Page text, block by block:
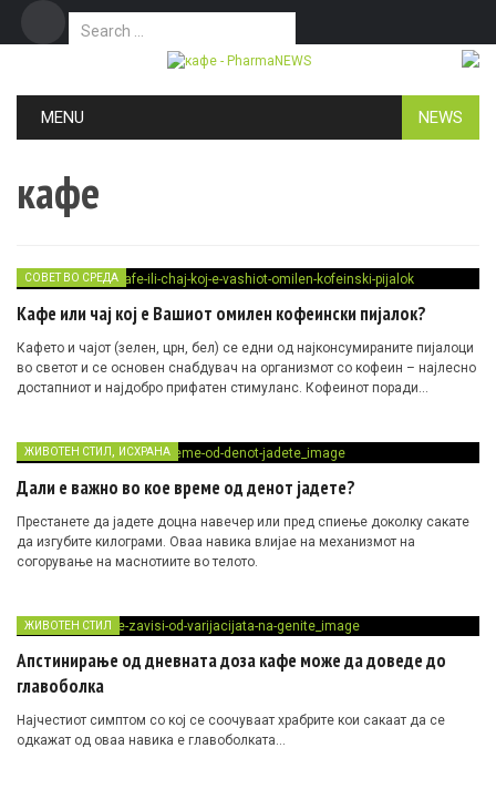
Search for:
MENU NEWS
кафе
СОВЕТ ВО СРЕДА
Кафе или чај кој е Вашиот омилен кофеински пијалок?
Кафето и чајот (зелен, црн, бел) се едни од најконсумираните пијалоци
во светот и се основен снабдувач на организмот со кофеин – најлесно
достапниот и најдобро прифатен стимуланс. Кофеинот поради
перформанси, подобрено расположение, забрзан метаболизам и
намалена болка. Кофеинот е безбеден и корисен за луѓето во умерени
количини.
ЖИВОТЕН СТИЛ, ИСХРАНА
Дали е важно во кое време од денот јадете?
Престанете да јадете доцна навечер или пред спиење доколку сакате
да изгубите килограми. Оваа навика влијае на механизмот на
согорување на маснотиите во телото.
ЖИВОТЕН СТИЛ
Апстинирање од дневната доза кафе може да доведе до
главоболка
Најчестиот симптом со кој се соочуваат храбрите кои сакаат да се
одкажат од оваа навика е главоболката…